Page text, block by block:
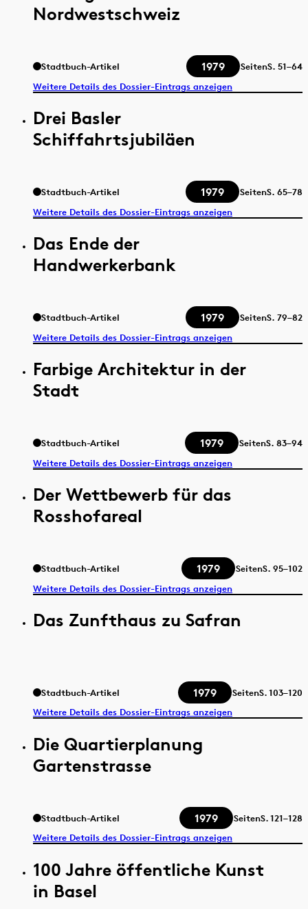
Nordwestschweiz
Stadtbuch-Artikel 1979 SeitenS. 51–64
Weitere Details des Dossier-Eintrags anzeigen
Drei Basler
Schiffahrtsjubiläen
Stadtbuch-Artikel 1979 SeitenS. 65–78
Weitere Details des Dossier-Eintrags anzeigen
Das Ende der
Handwerkerbank
Stadtbuch-Artikel 1979 SeitenS. 79–82
Weitere Details des Dossier-Eintrags anzeigen
Farbige Architektur in der
Stadt
Stadtbuch-Artikel 1979 SeitenS. 83–94
Weitere Details des Dossier-Eintrags anzeigen
Der Wettbewerb für das
Rosshofareal
Stadtbuch-Artikel 1979 SeitenS. 95–102
Weitere Details des Dossier-Eintrags anzeigen
Das Zunfthaus zu Safran
Stadtbuch-Artikel 1979 SeitenS.103–120
Weitere Details des Dossier-Eintrags anzeigen
Die Quartierplanung
Gartenstrasse
Stadtbuch-Artikel 1979 SeitenS.121–128
Weitere Details des Dossier-Eintrags anzeigen
100 Jahre öffentliche Kunst
in Basel